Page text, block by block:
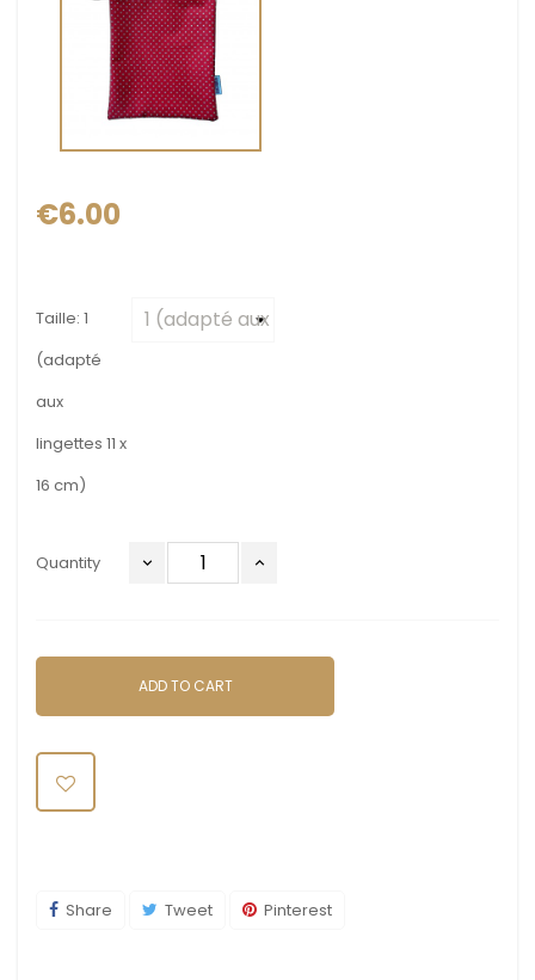
€6.00
Taille: 1
(adapté
aux
lingettes 11 x
16 cm)
Quantity
ADD TO CART
Share Tweet Pinterest